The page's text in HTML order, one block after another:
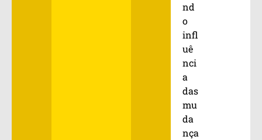
nd
o
infl
uê
nci
a
das
mu
da
nça